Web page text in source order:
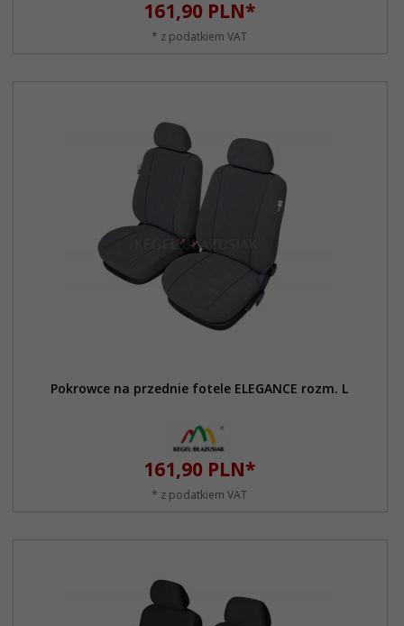
161,90 PLN*
* z podatkiem VAT
Pokrowce na przednie fotele ELEGANCE rozm. L
161,90 PLN*
* z podatkiem VAT